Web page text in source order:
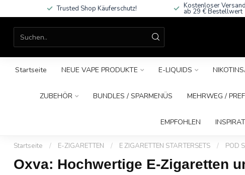
Trusted Shop Käuferschutz! Kostenloser
ab 29 € Bestellwert
Startseite NEUE VAPE PRODUKTE E-LIQUIDS
ZUBEHÖR BUNDLES / SPARMENÜS MEHRWEG /
EMPFOHLEN
Startseite / E-ZIGARETTEN / E ZIGARETTEN STARTERSETS / POD
Oxva: Hochwertige E-Zigaretten